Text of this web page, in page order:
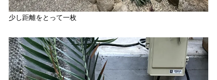
少し距離をとって一枚